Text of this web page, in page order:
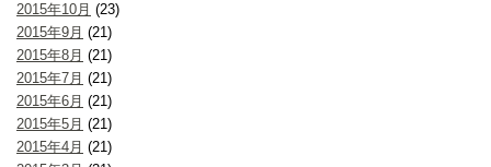
2015年10月 (23)
2015年9月 (21)
2015年8月 (21)
2015年7月 (21)
2015年6月 (21)
2015年5月 (21)
2015年4月 (21)